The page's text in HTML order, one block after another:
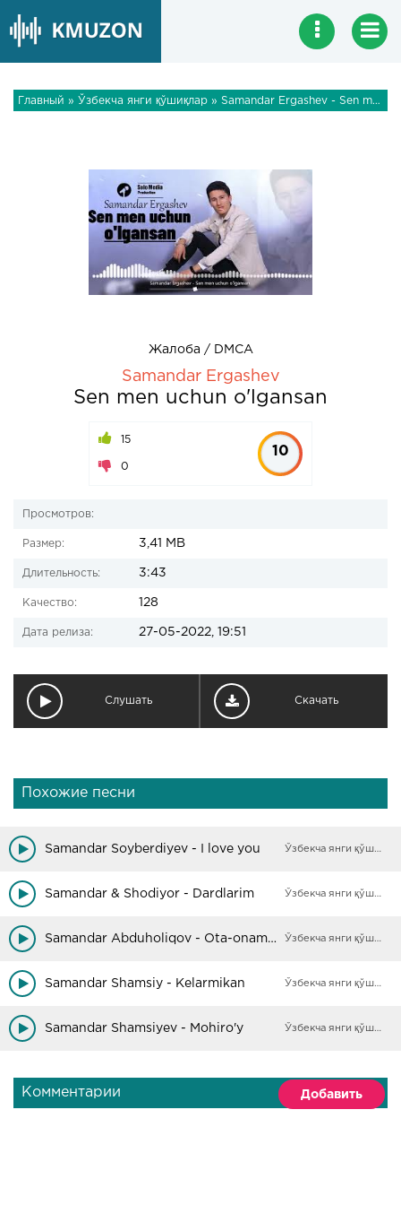
Главный » Ўзбекча янги қўшиқлар » Samandar Ergashev - Sen men uchun o'lgansan
Жалоба / DMCA
Samandar Ergashev
Sen men uchun o'lgansan
15
0
10
Просмотров:
Размер: 3,41 MB
Длительность: 3:43
Качество: 128
Дата релиза: 27-05-2022, 19:51
Слушать Скачать
Похожие песни
Samandar Soyberdiyev - I love you Ўзбекча янги қўшиқлар
Samandar & Shodiyor - Dardlarim Ўзбекча янги қўшиқлар
Samandar Abduholiqov - Ota-onamga Ўзбекча янги қўшиқлар
Samandar Shamsiy - Kelarmikan Ўзбекча янги қўшиқлар
Samandar Shamsiyev - Mohiro'y Ўзбекча янги қўшиқлар
Комментарии Добавить